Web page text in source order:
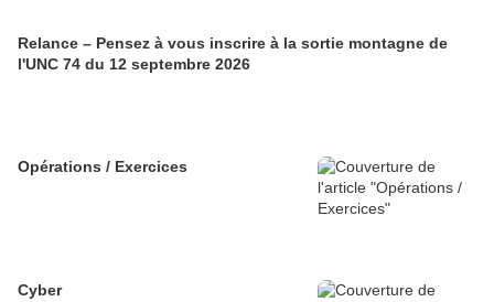
Relance – Pensez à vous inscrire à la sortie montagne de
l'UNC 74 du 12 septembre 2026
Opérations / Exercices
Cyber